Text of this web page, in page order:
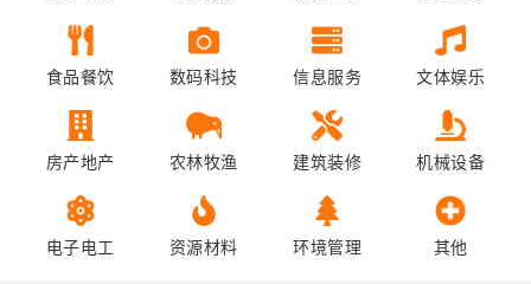
食品餐饮 数码科技 信息服务 文体娱乐
房产地产 农林牧渔 建筑装修 机械设备
电子电工 资源材料 环境管理 其他